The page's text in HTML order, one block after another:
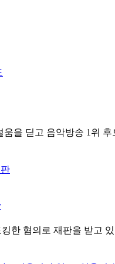
을 딛고 음악방송 1위
한 혐의로 재판을 받고